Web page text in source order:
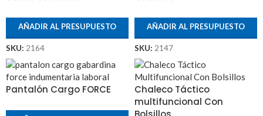
AÑADIR AL PRESUPUESTO
SKU: 2164
AÑADIR AL PRESUPUESTO
SKU: 2147
Pantalón Cargo FORCE
Chaleco Táctico
multifuncional Con